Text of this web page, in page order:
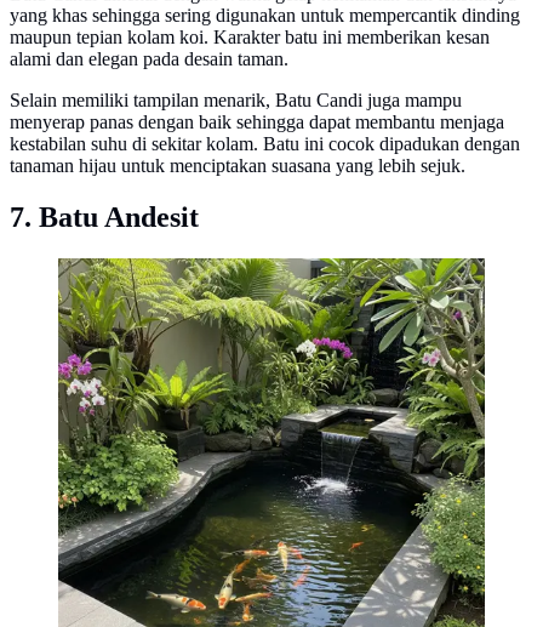
yang khas sehingga sering digunakan untuk mempercantik dinding
maupun tepian kolam koi. Karakter batu ini memberikan kesan
alami dan elegan pada desain taman.
Selain memiliki tampilan menarik, Batu Candi juga mampu
menyerap panas dengan baik sehingga dapat membantu menjaga
kestabilan suhu di sekitar kolam. Batu ini cocok dipadukan dengan
tanaman hijau untuk menciptakan suasana yang lebih sejuk.
7. Batu Andesit